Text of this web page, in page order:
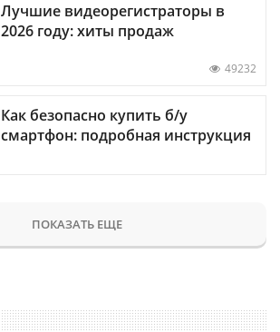
Лучшие видеорегистраторы в
2026 году: хиты продаж
49232
Как безопасно купить б/у
смартфон: подробная инструкция
ПОКАЗАТЬ ЕЩЕ